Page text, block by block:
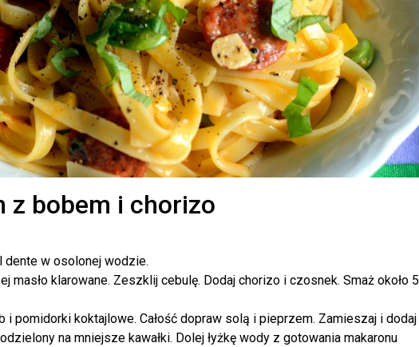
z bobem i chorizo
dente w osolonej wodzie.
masło klarowane. Zeszklij cebulę. Dodaj chorizo i czosnek. Smaż około 5
i pomidorki koktajlowe. Całość dopraw solą i pieprzem. Zamieszaj i dodaj
na mniejsze kawałki. Dolej łyżkę wody z gotowania makaronu